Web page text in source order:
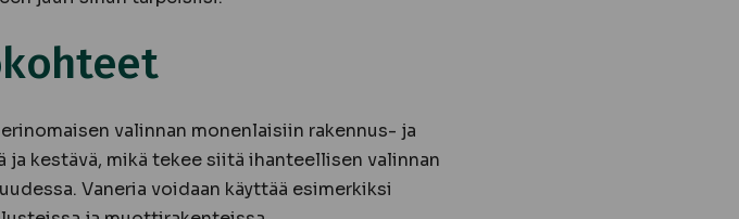
valinnan monenlaisiin rakennus- ja
kestävä, mikä tekee siitä ihanteellisen valinnan
Vaneria voidaan käyttää esimerkiksi